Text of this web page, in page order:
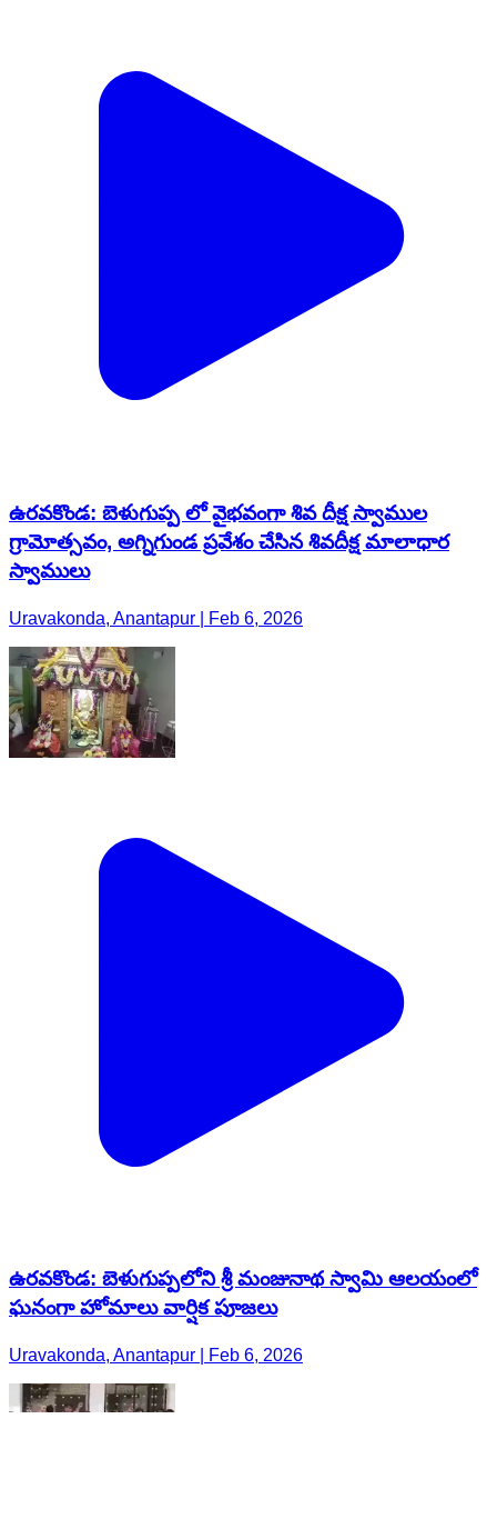
ఉరవకొండ: బెళుగుప్ప లో వైభవంగా శివ దీక్ష స్వాముల
గ్రామోత్సవం, అగ్నిగుండ ప్రవేశం చేసిన శివదీక్ష మాలాధార
స్వాములు
Uravakonda, Anantapur | Feb 6, 2026
ఉరవకొండ: బెళుగుప్పలోని శ్రీ మంజునాథ స్వామి ఆలయంలో
ఘనంగా హోమాలు వార్షిక పూజలు
Uravakonda, Anantapur | Feb 6, 2026